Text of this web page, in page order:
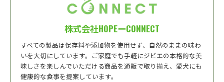
株式会社HOPEーCONNECT
すべての製品は保存料や添加物を使用せず、自然のままの味わ
いを大切にしています。ご家庭でも手軽にジビエの本格的な美
味しさを楽しんでいただける商品を通販で取り揃え、愛犬にも
健康的な食事を提案しています。